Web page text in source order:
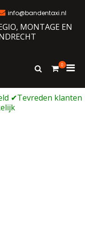
info@bandentaxi.nl
MONTAGE EN
met eigen webshop
Toon
0
voor